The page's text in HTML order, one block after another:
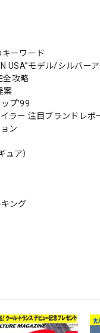
ーワード
USA”モデル/シルバ
全攻略
案
プ'99
ラー 注目ブランドレポ
ン
ュア）
ング